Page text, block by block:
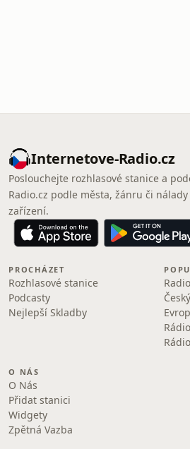
Internetove-Radio.cz
Poslouchejte rozhlasové stanice a
Radio.cz podle města, žánru či
zařízení.
PROCHÁZET
Rozhlasové stanice
Podcasty
Nejlepší Skladby
O NÁS
O Nás
Přidat stanici
Widgety
Zpětná Vazba